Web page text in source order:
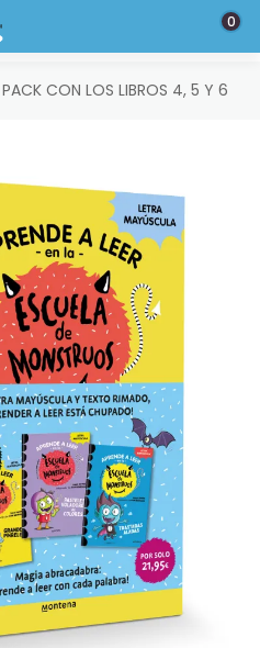
0
PACK CON LOS LIBROS 4, 5 Y 6